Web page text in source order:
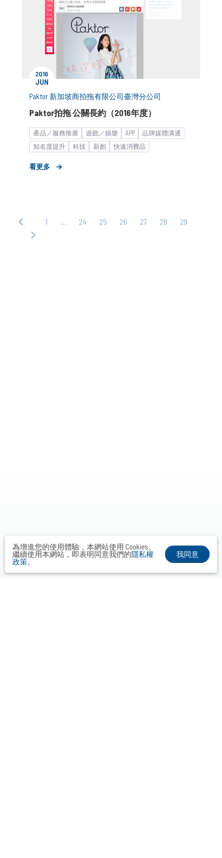
2016
JUN
Paktor 新加坡商拍拖有限公司臺灣分公司
Paktor拍拖 公關長約（2016年度）
產品／服務推廣 遊戲／娛樂 APP
品牌媒體溝通
知名度提升
科技 新創
快速消費品
看更多
‹ 上
1 24 25 26 27 28 29
下
為增進您的使用體驗，本網站使用 Cookies。
繼續使用本網站，即表明同意我們的隱私權
政策。
我同意